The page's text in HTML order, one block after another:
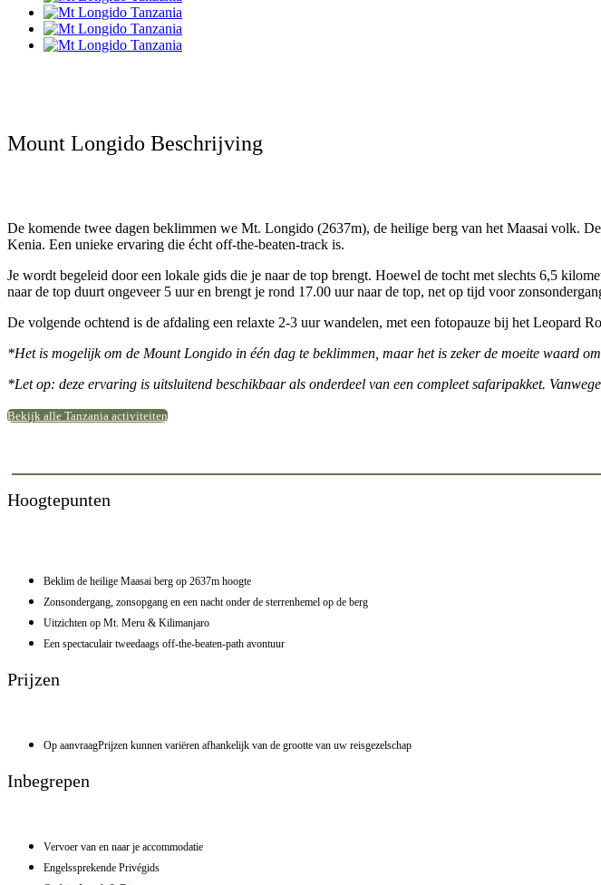
Mount Longido Beschrijving
De komende twee dagen beklimmen we Mt. Longido (2637m), de heilige berg van het Maasai volk.
Kenia. Een unieke ervaring die écht off-the-beaten-track is.
Je wordt begeleid door een lokale gids die je naar de top brengt. Hoewel de tocht met slechts 6,5
naar de top duurt ongeveer 5 uur en brengt je rond 17.00 uur naar de top, net op tijd voor
De volgende ochtend is de afdaling een relaxte 2-3 uur wandelen, met een fotopauze bij het Leopard
*Het is mogelijk om de Mount Longido in één dag te beklimmen, maar het is zeker de moeite waard
*Let op: deze ervaring is uitsluitend beschikbaar als onderdeel van een compleet safaripakket.
Bekijk alle Tanzania activiteiten
Hoogtepunten
Beklim de heilige Maasai berg op 2637m hoogte
Zonsondergang, zonsopgang en een nacht onder de sterrenhemel op de berg
Uitzichten op Mt. Meru & Kilimanjaro
Een spectaculair tweedaags off-the-beaten-path avontuur
Prijzen
Op aanvraagPrijzen kunnen variëren afhankelijk van de grootte van uw reisgezelschap
Inbegrepen
Vervoer van en naar je accommodatie
Engelssprekende Privégids